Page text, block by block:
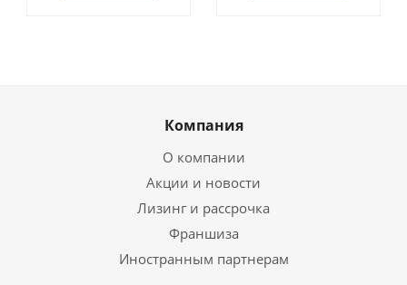
Компания
О компании
Акции и новости
Лизинг и рассрочка
Франшиза
Иностранным партнерам